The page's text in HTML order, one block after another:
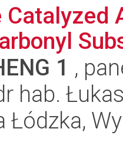
Catalyzed
1 ,
hab.
Łódzka,